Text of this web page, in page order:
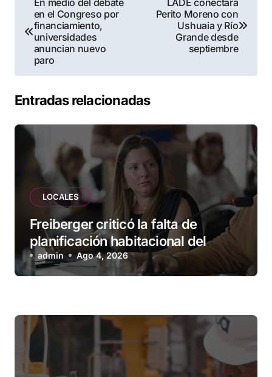
de
entradas
en el Congreso por
financiamiento,
universidades
anuncian nuevo
paro
Perito Moreno con
Ushuaia y Río
Grande desde
septiembre
Entradas relacionadas
LOCALES
Freiberger criticó la falta de
planificación habitacional del
Municipio: “Vuoto deja afuera a
vecinos que llevan más de 20 años
admin Ago 4, 2026